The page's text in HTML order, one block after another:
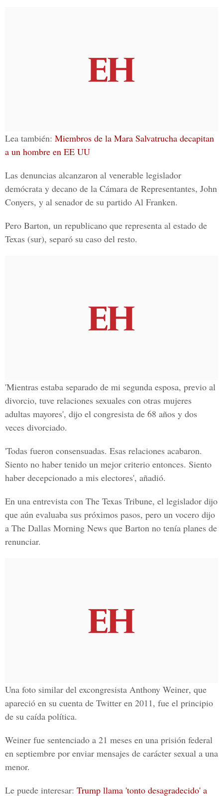
Lea también: Miembros de la Mara Salvatrucha decapitan
a un hombre en EE UU
Las denuncias alcanzaron al venerable legislador
demócrata y decano de la Cámara de Representantes, John
Conyers, y al senador de su partido Al Franken.
Pero Barton, un republicano que representa al estado de
Texas (sur), separó su caso del resto.
'Mientras estaba separado de mi segunda esposa, previo al
divorcio, tuve relaciones sexuales con otras mujeres
adultas mayores', dijo el congresista de 68 años y dos
veces divorciado.
'Todas fueron consensuadas. Esas relaciones acabaron.
Siento no haber tenido un mejor criterio entonces. Siento
haber decepcionado a mis electores', añadió.
En una entrevista con The Texas Tribune, el legislador dijo
que aún evaluaba sus próximos pasos, pero un vocero dijo
a The Dallas Morning News que Barton no tenía planes de
renunciar.
Una foto similar del excongresista Anthony Weiner, que
apareció en su cuenta de Twitter en 2011, fue el principio
de su caída política.
Weiner fue sentenciado a 21 meses en una prisión federal
en septiembre por enviar mensajes de carácter sexual a una
menor.
Le puede interesar: Trump llama 'tonto desagradecido' a